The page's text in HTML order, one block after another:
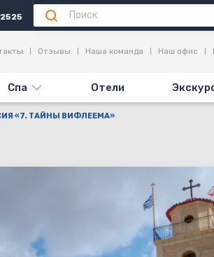
Спа Отели
Отзывы Наша команда Наш офис
«7. ТАЙНЫ ВИФЛЕЕМА»
Достопримечательности Отзывы (11)